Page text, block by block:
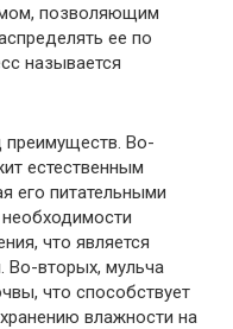
позволяющим
ее по
называется
преимуществ. Во-
естественным
его питательными
что является
Во-вторых, мульча
что способствует
влажности на